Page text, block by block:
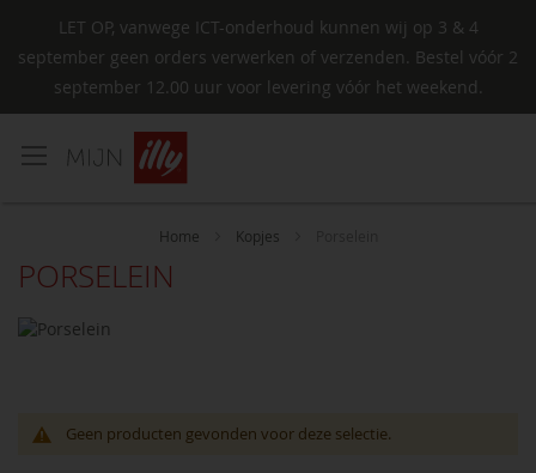
LET OP, vanwege ICT-onderhoud kunnen wij op 3 & 4
september geen orders verwerken of verzenden. Bestel vóór 2
september 12.00 uur voor levering vóór het weekend.
Home Kopjes
PORSELEIN
Geen producten gevonden voor deze selectie.